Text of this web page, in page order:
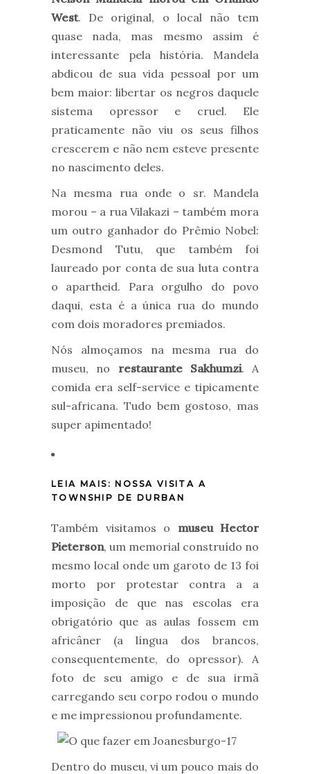
West. De original, o local não tem
quase nada, mas mesmo assim é
interessante pela história. Mandela
abdicou de sua vida pessoal por um
bem maior: libertar os negros daquele
sistema opressor e cruel. Ele
praticamente não viu os seus filhos
crescerem e não nem esteve presente
no nascimento deles.
Na mesma rua onde o sr. Mandela
morou – a rua Vilakazi – também mora
um outro ganhador do Prêmio Nobel:
Desmond Tutu, que também foi
laureado por conta de sua luta contra
o apartheid. Para orgulho do povo
daqui, esta é a única rua do mundo
com dois moradores premiados.
Nós almoçamos na mesma rua do
museu, no restaurante Sakhumzi. A
comida era self-service e tipicamente
sul-africana. Tudo bem gostoso, mas
super apimentado!
LEIA MAIS: NOSSA VISITA A
TOWNSHIP DE DURBAN
Também visitamos o museu Hector
Pieterson, um memorial construído no
mesmo local onde um garoto de 13 foi
morto por protestar contra a a
imposição de que nas escolas era
obrigatório que as aulas fossem em
africâner (a língua dos brancos,
consequentemente, do opressor). A
foto de seu amigo e de sua irmã
carregando seu corpo rodou o mundo
e me impressionou profundamente.
Dentro do museu, vi um pouco mais do